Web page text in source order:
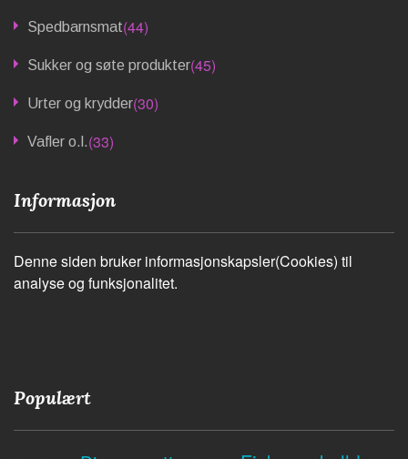
Spedbarnsmat(44)
Sukker og søte produkter(45)
Urter og krydder(30)
Vafler o.l.(33)
Informasjon
Denne siden bruker informasjonskapsler(Cookies) til
analyse og funksjonalitet.
Populært